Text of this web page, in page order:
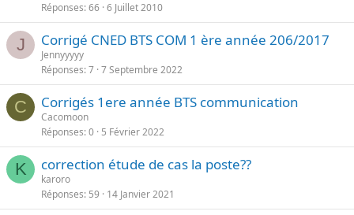
e
r
t
Réponses 66 6 Juillet 2010
J Corrigé CNED BTS COM 1 ère année 206/2017
Jennyyyyy
Réponses 7 7 Septembre 2022
C Corrigés 1ere année BTS communication
Cacomoon
Réponses 0 5 Février 2022
K correction étude de cas la poste??
karoro
Réponses 59 14 Janvier 2021